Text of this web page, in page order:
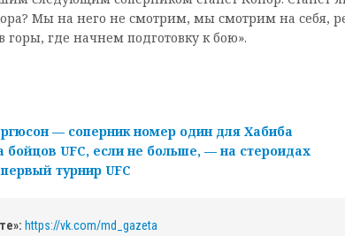
Мы на него не смотрим, мы смотрим на себя,
где начнем подготовку к бою».
— соперник номер один для Хабиба
UFC, если не больше, — на стероидах
турнир UFC
https://vk.com/md_gazeta